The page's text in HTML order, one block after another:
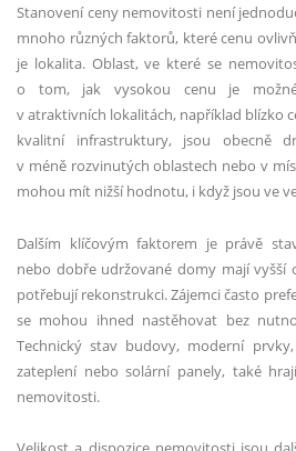
Stanovení ceny nemovitosti není
mnoho různých faktorů, které cenu
je lokalita. Oblast, ve které se
o tom, jak vysokou cenu je možné
v atraktivních lokalitách, například blízko
kvalitní infrastruktury, jsou obecně
v méně rozvinutých oblastech nebo v
mohou mít nižší hodnotu, i když jsou ve
Dalším klíčovým faktorem je právě
nebo dobře udržované domy mají vyšší
potřebují rekonstrukci. Zájemci často
se mohou ihned nastěhovat bez
Technický stav budovy, moderní
zateplení nebo solární panely, také
nemovitosti.